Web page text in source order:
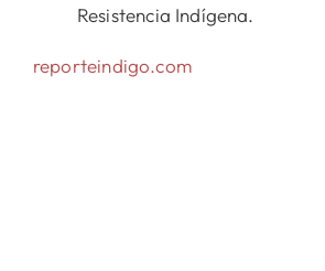
Resistencia Indígena.
reporteindigo.com